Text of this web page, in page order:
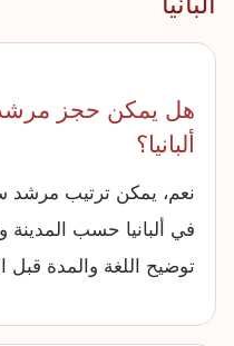
هل يمكن حجز
ألبانيا؟
نعم، يمكن ترتيب مرشد
في ألبانيا حسب المدينة
توضيح اللغة والمدة قبل